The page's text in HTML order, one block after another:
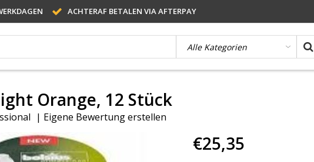
ACHTERAF BETALEN VIA AFTERPAY
Orange, 12 Stück
| Eigene Bewertung erstellen
€25,35